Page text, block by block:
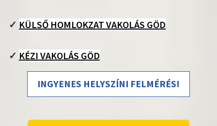
✓ KÜLSŐ HOMLOKZAT VAKOLÁS GÖD
✓ KÉZI VAKOLÁS GÖD
INGYENES HELYSZÍNI FELMÉRÉS!